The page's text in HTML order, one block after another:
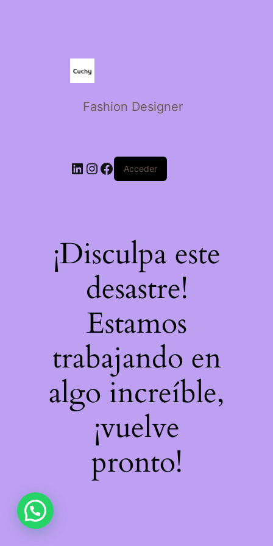
Fashion Designer
Acceder
¡Disculpa este
desastre!
Estamos
trabajando en
algo increíble,
¡vuelve
pronto!